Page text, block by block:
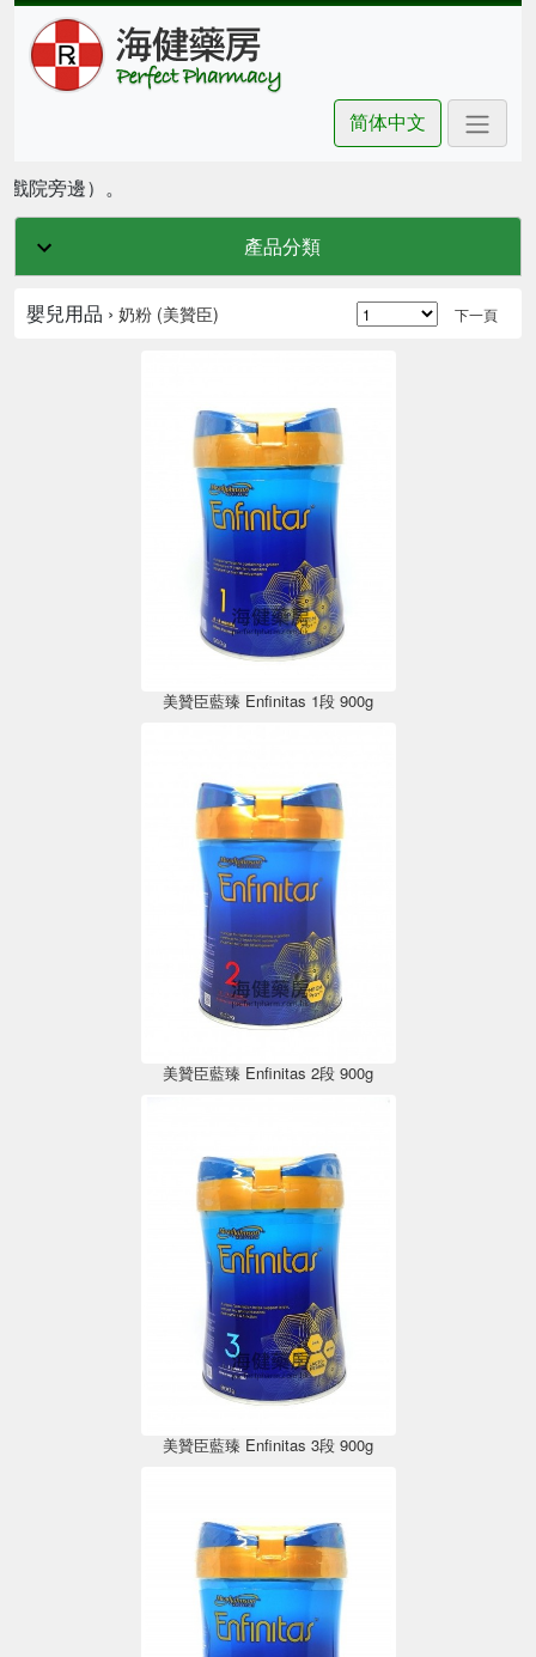
简体中文
旁邊）。
產品分類
嬰兒用品 › 奶粉 (美贊臣) 下一頁
美贊臣藍臻 Enfinitas 1段 900g
美贊臣藍臻 Enfinitas 2段 900g
美贊臣藍臻 Enfinitas 3段 900g